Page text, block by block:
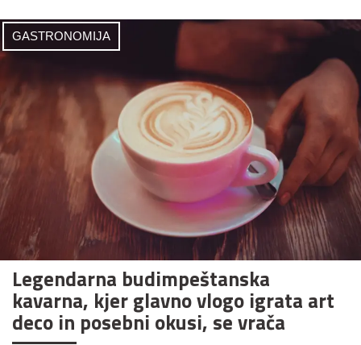
GASTRONOMIJA
Legendarna budimpeštanska
kavarna, kjer glavno vlogo igrata art
deco in posebni okusi, se vrača